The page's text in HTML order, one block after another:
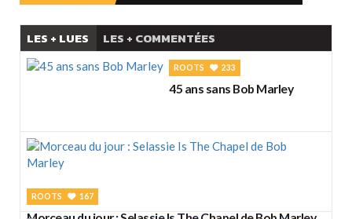
LES + LUES LES + COMMENTÉES
ROOTS 233
45 ans sans Bob Marley
ROOTS 167